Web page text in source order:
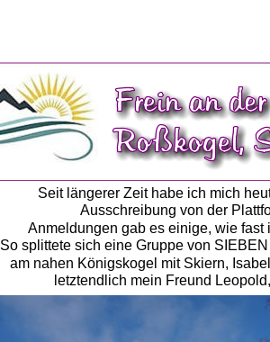
Seit längerer Zeit habe ich mich
Ausschreibung von der
Anmeldungen gab es einige, wie fast
So splittete sich eine Gruppe von
am nahen Königskogel mit Skiern,
letztendlich mein Freund